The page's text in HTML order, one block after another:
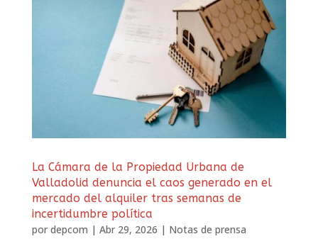
La Cámara de la Propiedad Urbana de
Valladolid denuncia el caos generado en el
mercado del alquiler tras semanas de
incertidumbre política
por depcom | Abr 29, 2026 | Notas de prensa